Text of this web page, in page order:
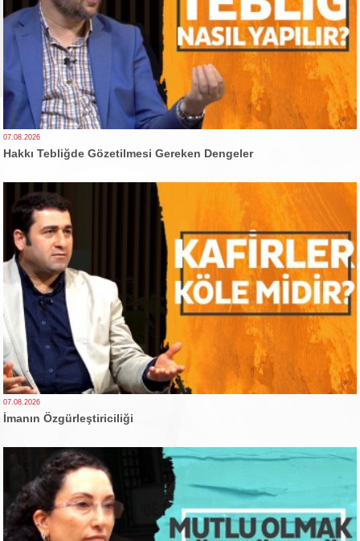
07.08.2026
Hakkı Tebliğde Gözetilmesi Gereken Dengeler
07.08.2026
İmanın Özgürleştiriciliği